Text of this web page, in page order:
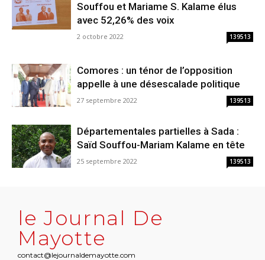
Souffou et Mariame S. Kalame élus
avec 52,26% des voix
2 octobre 2022 139513
Comores : un ténor de l’opposition
appelle à une désescalade politique
27 septembre 2022 139513
Départementales partielles à Sada :
Saïd Souffou-Mariam Kalame en tête
25 septembre 2022 139513
le Journal De
Mayotte
contact@lejournaldemayotte.com